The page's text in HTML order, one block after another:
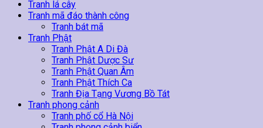
Tranh lá cây
Tranh mã đáo thành công
Tranh bát mã
Tranh Phật
Tranh Phật A Di Đà
Tranh Phật Dược Sư
Tranh Phật Quan Âm
Tranh Phật Thích Ca
Tranh Địa Tạng Vương Bồ Tát
Tranh phong cảnh
Tranh phố cổ Hà Nội